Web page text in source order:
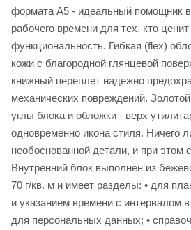
формата А5 - идеальный помощник
рабочего времени для тех, кто
функциональность. Гибкая (flex)
кожи с благородной глянцевой
книжный переплет надежно
механических повреждений.
углы блока и обложки - верх
одновременно икона стиля. Ничего
необоснованной детали, и при этом
Внутренний блок выполнен из
70 г/кв. м и имеет разделы: • для
и указанием времени с интервалом
для персональных данных; •